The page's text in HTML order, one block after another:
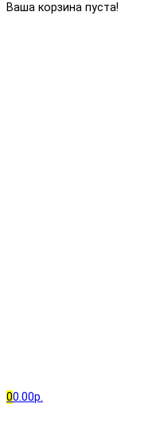
Ваша корзина пуста!
00.00р.